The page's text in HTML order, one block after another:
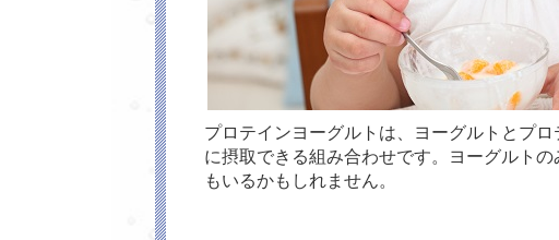
プロテインヨーグルトは、ヨーグルトとプ
に摂取できる組み合わせです。ヨーグルト
もいるかもしれません。